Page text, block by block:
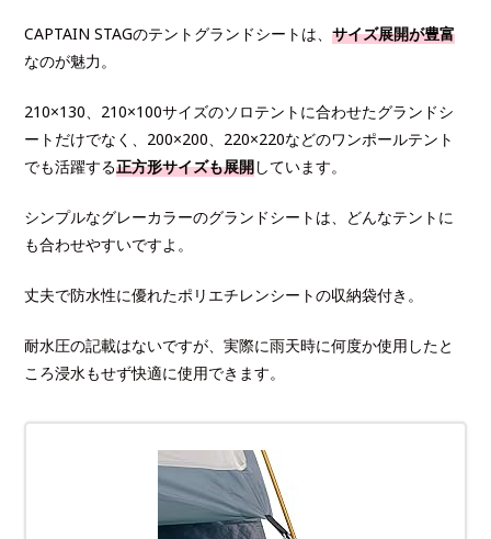
CAPTAIN STAGのテントグランドシートは、サイズ展開が豊富
なのが魅力。
210×130、210×100サイズのソロテントに合わせたグランドシ
ートだけでなく、200×200、220×220などのワンポールテント
でも活躍する正方形サイズも展開しています。
シンプルなグレーカラーのグランドシートは、どんなテントに
も合わせやすいですよ。
丈夫で防水性に優れたポリエチレンシートの収納袋付き。
耐水圧の記載はないですが、実際に雨天時に何度か使用したと
ころ浸水もせず快適に使用できます。